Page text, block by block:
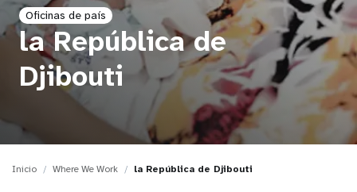
t
n
Oficinas de país
la República de
Djibouti
Inicio Where We Work la República de Djibouti